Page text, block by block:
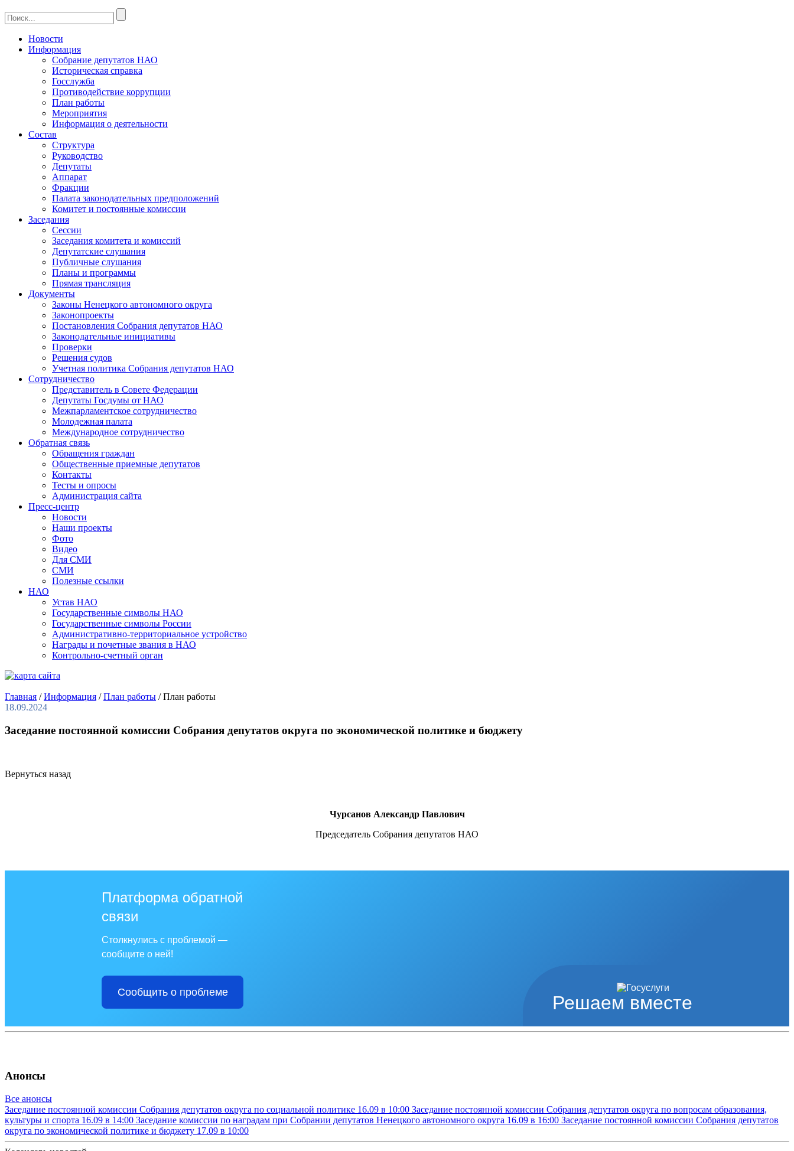
Новости
Информация
Собрание депутатов НАО
Историческая справка
Госслужба
Противодействие коррупции
План работы
Мероприятия
Информация о деятельности
Состав
Структура
Руководство
Депутаты
Аппарат
Фракции
Палата законодательных предположений
Комитет и постоянные комиссии
Заседания
Сессии
Заседания комитета и комиссий
Депутатские слушания
Публичные слушания
Планы и программы
Прямая трансляция
Документы
Законы Ненецкого автономного округа
Законопроекты
Постановления Собрания депутатов НАО
Законодательные инициативы
Проверки
Решения судов
Учетная политика Собрания депутатов НАО
Сотрудничество
Представитель в Совете Федерации
Депутаты Госдумы от НАО
Межпарламентское сотрудничество
Молодежная палата
Международное сотрудничество
Обратная cвязь
Обращения граждан
Общественные приемные депутатов
Контакты
Тесты и опросы
Администрация сайта
Пресс-центр
Новости
Наши проекты
Фото
Видео
Для СМИ
СМИ
Полезные ссылки
НАО
Устав НАО
Государственные символы НАО
Государственные символы России
Административно-территориальное устройство
Награды и почетные звания в НАО
Контрольно-счетный орган
Главная /Информация /План работы /План работы
18.09.2024
Заседание постоянной комиссии Собрания депутатов округа по экономической политике и бюджету
Вернуться назад
Чурсанов Александр Павлович
Председатель Собрания депутатов НАО
Решаем вместе
Платформа обратной
связи
Столкнулись с проблемой —
сообщите о ней!
Сообщить о проблеме
Анонсы
Все анонсы
Заседание постоянной комиссии Собрания депутатов округа по социальной политике 16.09 в 10:00 Заседание постоянной комиссии Собрания депутатов округа по вопросам образования,
культуры и спорта 16.09 в 14:00 Заседание комиссии по наградам при Собрании депутатов Ненецкого автономного округа 16.09 в 16:00 Заседание постоянной комиссии Собрания депутатов
округа по экономической политике и бюджету 17.09 в 10:00